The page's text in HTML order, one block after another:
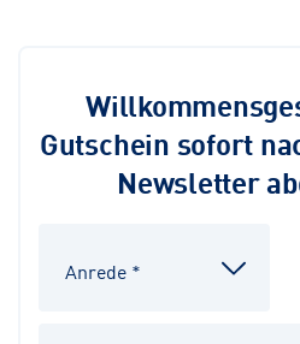
Gutschein sofort
Newsletter